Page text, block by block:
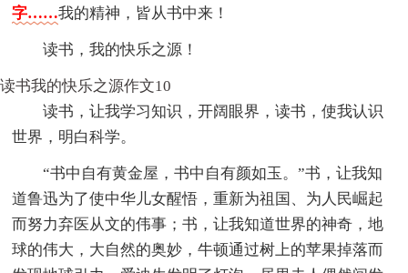
字……我的精神，皆从书中来！
读书，我的快乐之源！
读书我的快乐之源作文10
读书，让我学习知识，开阔眼界，读书，使我认识
世界，明白科学。
“书中自有黄金屋，书中自有颜如玉。”书，让我知
道鲁迅为了使中华儿女醒悟，重新为祖国、为人民崛起
而努力弃医从文的伟事；书，让我知道世界的神奇，地
球的伟大，大自然的奥妙，牛顿通过树上的苹果掉落而